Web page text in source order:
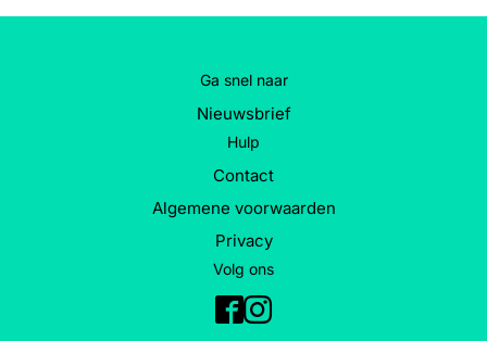
Ga snel naar
Nieuwsbrief
Hulp
Contact
Algemene voorwaarden
Privacy
Volg ons
Facebook
Instagram